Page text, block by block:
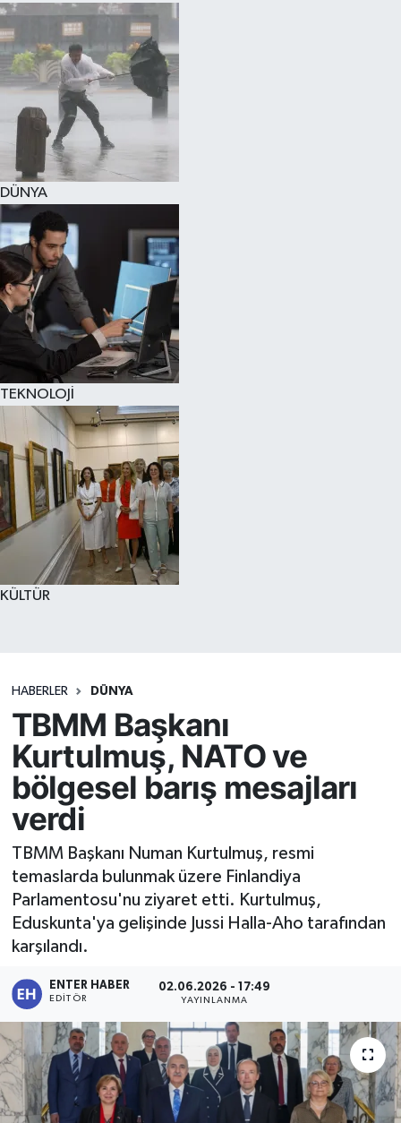
DÜNYA
TEKNOLOJİ
KÜLTÜR
HABERLER DÜNYA
TBMM Başkanı
Kurtulmuş, NATO ve
bölgesel barış mesajları
verdi
TBMM Başkanı Numan Kurtulmuş, resmi
temaslarda bulunmak üzere Finlandiya
Parlamentosu'nu ziyaret etti. Kurtulmuş,
Eduskunta'ya gelişinde Jussi Halla-Aho tarafından
karşılandı.
ENTER HABER
EDITÖR
02.06.2026 - 17:49
YAYINLANMA